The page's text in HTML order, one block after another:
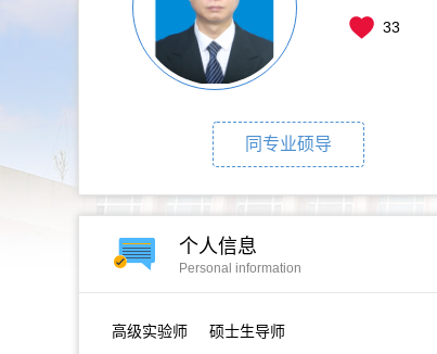
33
同专业硕导
个人信息
Personal information
高级实验师
硕士生导师